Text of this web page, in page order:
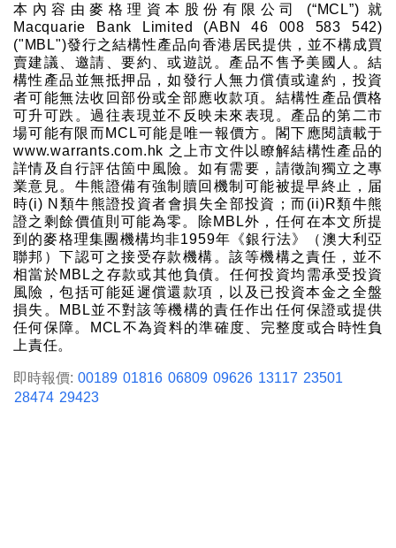
本內容由麥格理資本股份有限公司 (“MCL”) 就
Macquarie Bank Limited (ABN 46 008 583 542)
("MBL")發行之結構性產品向香港居民提供，並不構成買
賣建議、邀請、要約、或遊説。產品不售予美國人。結
構性產品並無抵押品，如發行人無力償債或違約，投資
者可能無法收回部份或全部應收款項。結構性產品價格
可升可跌。過往表現並不反映未來表現。產品的第二市
場可能有限而MCL可能是唯一報價方。閣下應閱讀載于
www.warrants.com.hk 之上市文件以瞭解結構性產品的
詳情及自行評估箇中風險。如有需要，請徵詢獨立之專
業意見。牛熊證備有強制贖回機制可能被提早終止，届
時(i) N類牛熊證投資者會損失全部投資；而(ii)R類牛熊
證之剩餘價值則可能為零。除MBL外，任何在本文所提
到的麥格理集團機構均非1959年《銀行法》（澳大利亞
聯邦）下認可之接受存款機構。該等機構之責任，並不
相當於MBL之存款或其他負債。任何投資均需承受投資
風險，包括可能延遲償還款項，以及已投資本金之全盤
損失。MBL並不對該等機構的責任作出任何保證或提供
任何保障。MCL不為資料的準確度、完整度或合時性負
上責任。
即時報價: 00189 01816 06809 09626 13117 23501
28474 29423